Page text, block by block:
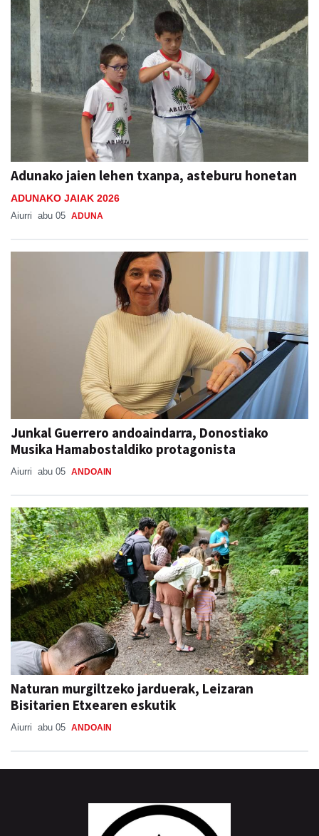
Adunako jaien lehen txanpa, asteburu honetan
ADUNAKO JAIAK 2026
Aiurri abu 05 ADUNA
Junkal Guerrero andoaindarra, Donostiako
Musika Hamabostaldiko protagonista
Aiurri abu 05 ANDOAIN
Naturan murgiltzeko jarduerak, Leizaran
Bisitarien Etxearen eskutik
Aiurri abu 05 ANDOAIN